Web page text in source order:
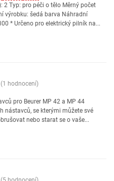
2 Typ: pro péči o tělo Měrný počet
výrobku: šedá barva Náhradní
* Určeno pro elektrický pilník na...
(1 hodnocení)
pro Beurer MP 42 a MP 44
nástavců, se kterými můžete své
nebo starat se o vaše...